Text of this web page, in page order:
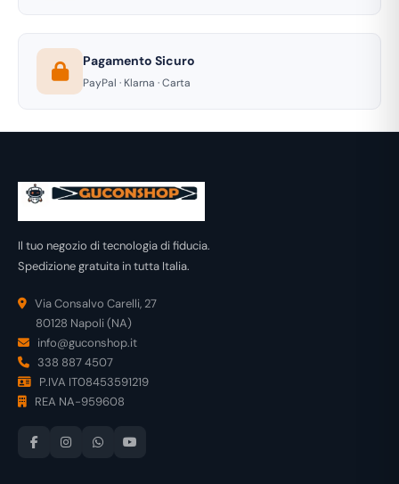
Pagamento Sicuro
PayPal · Klarna · Carta
Il tuo negozio di tecnologia di fiducia.
Spedizione gratuita in tutta Italia.
Via Consalvo Carelli, 27
80128 Napoli (NA)
info@guconshop.it
338 887 4507
P.IVA IT08453591219
REA NA-959608